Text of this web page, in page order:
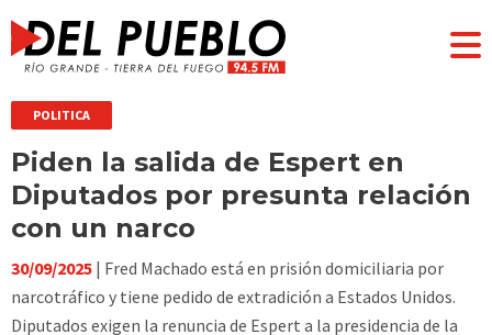
POLITICA
Piden la salida de Espert en
Diputados por presunta relación
con un narco
30/09/2025 | Fred Machado está en prisión domiciliaria por
narcotráfico y tiene pedido de extradición a Estados Unidos.
Diputados exigen la renuncia de Espert a la presidencia de la